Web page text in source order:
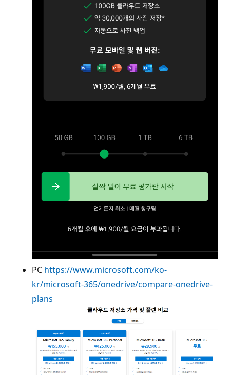
PC https://www.microsoft.com/ko-
kr/microsoft-365/onedrive/compare-onedrive-
plans